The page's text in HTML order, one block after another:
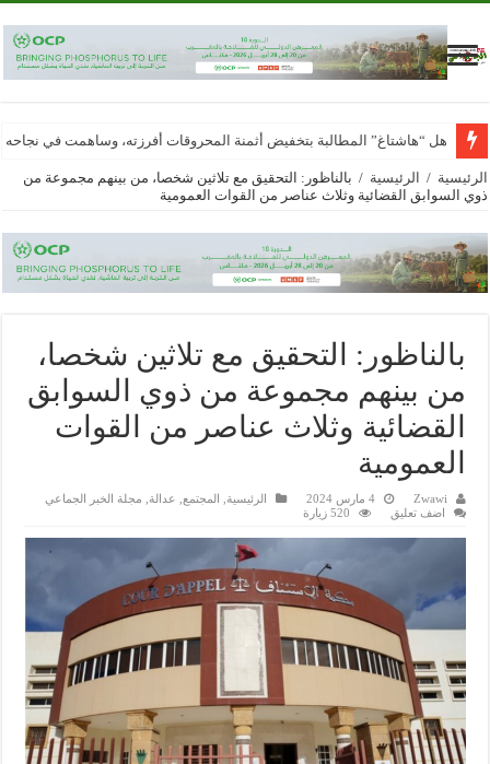
هل “هاشتاغ” المطالبة بتخفيض أثمنة المحروقات أفرزته، وساهمت في
الرئيسية / الرئيسية / بالناظور: التحقيق مع تلاثين شخصا، من بينهم مجموعة من
ذوي السوابق القضائية وثلاث عناصر من القوات العمومية
بالناظور: التحقيق مع تلاثين شخصا،
من بينهم مجموعة من ذوي السوابق
القضائية وثلاث عناصر من القوات
العمومية
Zwawi 4 مارس 2024 الرئيسية المجتمع عدالة
مجلة الخبر الجماعي
اضف تعليق
520 زيارة